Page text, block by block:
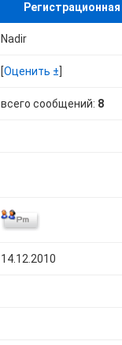
Nadir
[Оценить ±
всего сообщений: 8
14.12.2010